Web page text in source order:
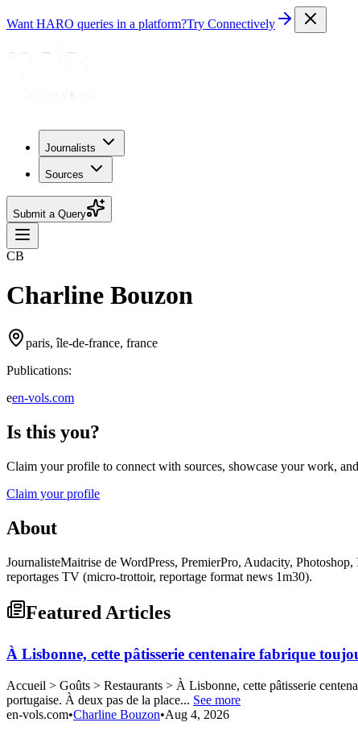
Want HARO queries in a platform?Try Connectively
Journalists
Sources
Submit a Query
CB
Charline Bouzon
paris, île-de-france, france
Publications:
een-vols.com
Is this you?
Claim your profile to connect with sources, showcase your work,
Claim your profile
About
JournalisteMaitrise de WordPress, PremierPro, Audacity,
reportages TV (micro-trottoir, reportage format news 1m30).
Featured Articles
À Lisbonne, cette pâtisserie centenaire fabrique
Accueil > Goûts > Restaurants > À Lisbonne, cette pâtisserie
portugaise. À deux pas de la place... See more
en-vols.com•Charline Bouzon•Aug 4, 2026